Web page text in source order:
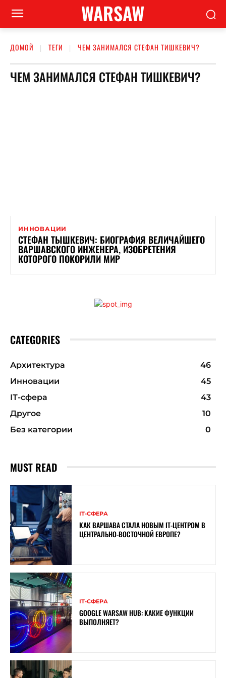
WARSAW
ДОМОЙ ТЕГИ ЧЕМ ЗАНИМАЛСЯ СТЕФАН ТИШКЕВИЧ?
ЧЕМ ЗАНИМАЛСЯ СТЕФАН ТИШКЕВИЧ?
ИННОВАЦИИ
СТЕФАН ТЫШКЕВИЧ: БИОГРАФИЯ ВЕЛИЧАЙШЕГО
ВАРШАВСКОГО ИНЖЕНЕРА, ИЗОБРЕТЕНИЯ
КОТОРОГО ПОКОРИЛИ МИР
CATEGORIES
Архитектура
46
Инновации
45
ІТ-сфера
43
Другое
10
Без категории
0
MUST READ
ІТ-СФЕРА
КАК ВАРШАВА СТАЛА НОВЫМ IT-ЦЕНТРОМ В
ЦЕНТРАЛЬНО-ВОСТОЧНОЙ ЕВРОПЕ?
ІТ-СФЕРА
GOOGLE WARSAW HUB: КАКИЕ ФУНКЦИИ
ВЫПОЛНЯЕТ?